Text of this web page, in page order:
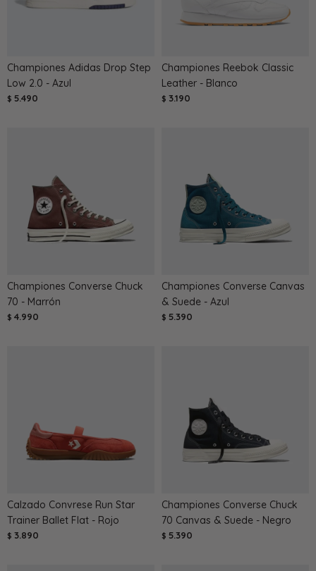
Championes Adidas Drop Step
Low 2.0 - Azul
$ 5.490
Championes Reebok Classic
Leather - Blanco
$ 3.190
Championes Converse Chuck
70 - Marrón
$ 4.990
Championes Converse Canvas
& Suede - Azul
$ 5.390
Calzado Convrese Run Star
Trainer Ballet Flat - Rojo
$ 3.890
Championes Converse Chuck
70 Canvas & Suede - Negro
$ 5.390